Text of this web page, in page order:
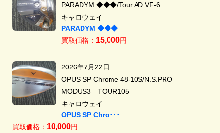
PARADYM ◆◆◆/Tour AD VF-6
キャロウェイ
PARADYM ◆◆◆
買取価格： 15,000円
2026年7月22日
OPUS SP Chrome 48-10S/N.S.PRO
MODUS3 TOUR105
キャロウェイ
OPUS SP Chro･･･
買取価格： 10,000円